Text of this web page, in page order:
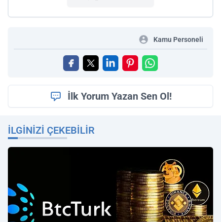
Kamu Personeli
İlk Yorum Yazan Sen Ol!
İLGINIZI ÇEKEBILIR